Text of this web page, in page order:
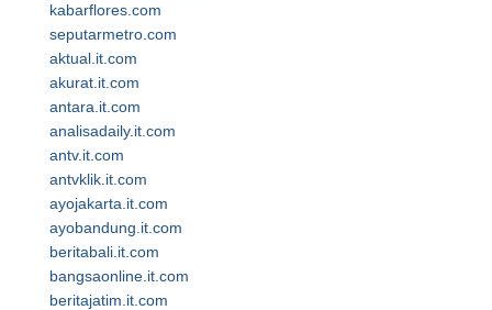
kabarflores.com
seputarmetro.com
aktual.it.com
akurat.it.com
antara.it.com
analisadaily.it.com
antv.it.com
antvklik.it.com
ayojakarta.it.com
ayobandung.it.com
beritabali.it.com
bangsaonline.it.com
beritajatim.it.com